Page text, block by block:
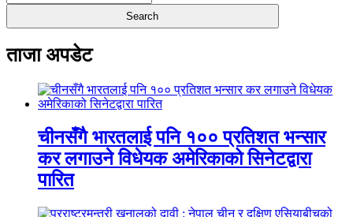
ताजा अपडेट
चीनसँगै भारतलाई पनि १०० प्रतिशत भन्सार
कर लगाउने विधेयक अमेरिकाको सिनेटद्वारा
पारित